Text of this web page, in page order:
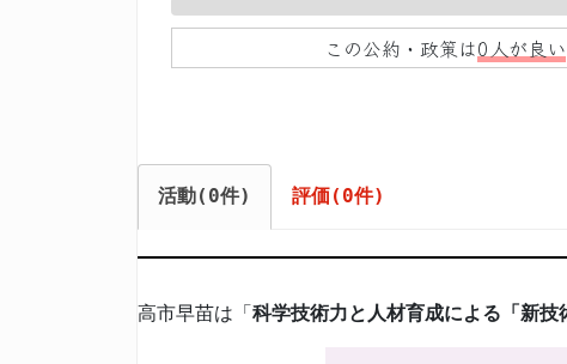
この公約・政策は0人が良い
活動(0件) 評価(0件)
高市早苗は「科学技術力と人材育成による「新技